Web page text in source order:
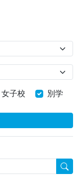
女子校 別学